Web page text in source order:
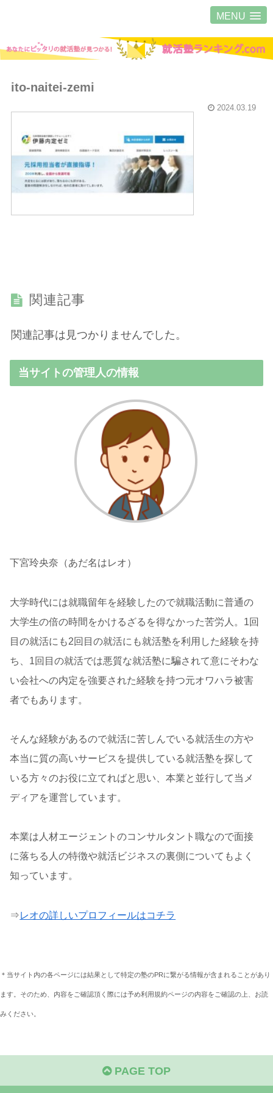
MENU
ito-naitei-zemi
2024.03.19
関連記事
関連記事は見つかりませんでした。
当サイトの管理人の情報
下宮玲央奈（あだ名はレオ）
大学時代には就職留年を経験したので就職活動に普通の
大学生の倍の時間をかけるざるを得なかった苦労人。1回
目の就活にも2回目の就活にも就活塾を利用した経験を持
ち、1回目の就活では悪質な就活塾に騙されて意にそわな
い会社への内定を強要された経験を持つ元オワハラ被害
者でもあります。
そんな経験があるので就活に苦しんでいる就活生の方や
本当に質の高いサービスを提供している就活塾を探して
いる方々のお役に立てればと思い、本業と並行して当メ
ディアを運営しています。
本業は人材エージェントのコンサルタント職なので面接
に落ちる人の特徴や就活ビジネスの裏側についてもよく
知っています。
⇒レオの詳しいプロフィールはコチラ
＊当サイト内の各ページには結果として特定の塾のPRに繋がる情報が含まれることがあり
ます。そのため、内容をご確認頂く際には予め利用規約ページの内容をご確認の上、お読
みください。
PAGE TOP